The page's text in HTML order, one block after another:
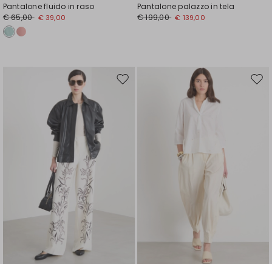
Pantalone fluido in raso
€ 65,00 € 39,00
Pantalone palazzo in tela
€ 199,00 € 139,00
Sposta